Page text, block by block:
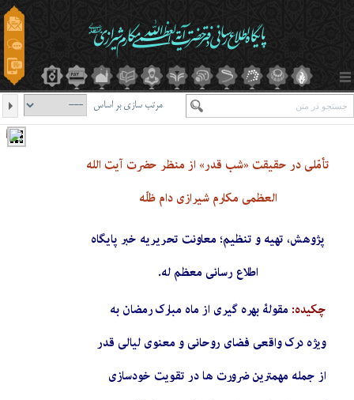
مرتب سازی بر اساس
تأمّلی در حقیقت «شب قدر» از منظر حضرت آیت الله
العظمی مکارم شیرازی دام ظلّه
پژوهش، تهیه و تنظیم؛ معاونت تحریریه خبر پایگاه
اطلاع رسانی معظم له.
چکیده: مقولۀ بهره گیری از ماه مبارک رمضان به
ویژه درک واقعی فضای روحانی و معنوی لیالی قدر
از جمله مهمترین ضرورت ها در تقویت خودسازی